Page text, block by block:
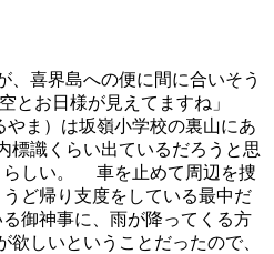
喜界島への便に間に合いそう
お日様が見えてますね」
ま）は坂嶺小学校の裏山にあ
標識くらい出ているだろうと思
らしい。 車を止めて周辺を捜
ど帰り支度をしている最中だ
御神事に、雨が降ってくる方
しいということだったので、